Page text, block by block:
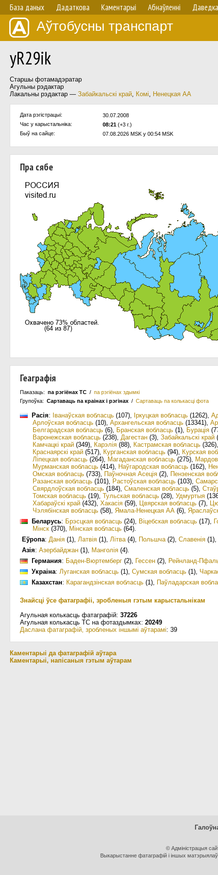
База даных Дадаткова Каментарыі Абнаўленнi Даведка
Аўтобусны транспарт
yR29ik
Старшы фотамадэратар
Агульны рэдактар
Лакальны рэдактар — Забайкальскі край, Комі, Ненецкая АА
Дата рэгістрацыі:
30.07.2008
Час у карыстальнiка:
08:21 (+3 г.)
Быў на сайце:
07.08.2026 MSK у 00:54 MSK
Пра сябе
Геаграфія
Паказаць: па рэгіёнах ТС / па рэгіёнах здымкі
Групоўка: Сартаваць па краiнах i рэгінах / Сартаваць па колькасцi фота
Расія: Іванаўская вобласць (107), Іркуцкая вобласць (1262),
Арлоўская вобласць (10), Архангельская вобласць (13341),
Белгарадская вобласць (6), Бранская вобласць (1), Бурація
Варонежская вобласць (238), Дагестан (3), Забайкальскі край
Камчацкі край (349), Карэлія (88), Кастрамская вобласць (326)
Краснаярскі край (517), Курганская вобласць (94), Курская
Ліпецкая вобласць (264), Магаданская вобласць (275),
Мурманская вобласць (414), Наўгародская вобласць (162),
Омская вобласць (733), Паўночная Асеція (2), Пензенская
Разанская вобласць (101), Растоўская вобласць (103),
Свярдлоўская вобласць (184), Смаленская вобласць (5),
Томская вобласць (19), Тульская вобласць (28), Удмуртыя
Хабараўскі край (432), Хакасія (59), Цвярская вобласць (7),
Чэлябінская вобласць (58), Ямала-Ненецкая АА (6),
Беларусь: Брэсцкая вобласць (24), Віцебская вобласць (17),
Мінск (370), Мінская вобласць (64).
Еўропа: Данія (1), Латвія (1), Літва(4), Польшча(2), Славенія (1),
Азія: Азербайджан (1), Манголія (4).
Германия: Баден-Вюртемберг (2), Гессен (2), Рейнланд-
Украіна: Луганская вобласць (1), Сумская вобласць (1),
Казахстан: Карагандзінская вобласць (1), Паўладарская
Знайсці ўсе фатаграфіі, зробленыя гэтым карыстальнікам
Агульная колькасць фатаграфій: 37226
Агульная колькасць ТС на фотаздымках: 20249
Даслана фатаграфій, зробленых іншымі аўтарамі: 39
Каментарыі да фатаграфій аўтара
Каментарыі, напісаныя гэтым аўтарам
© Адміністрацыя
Выкарыстанне фатаграфій і іншых